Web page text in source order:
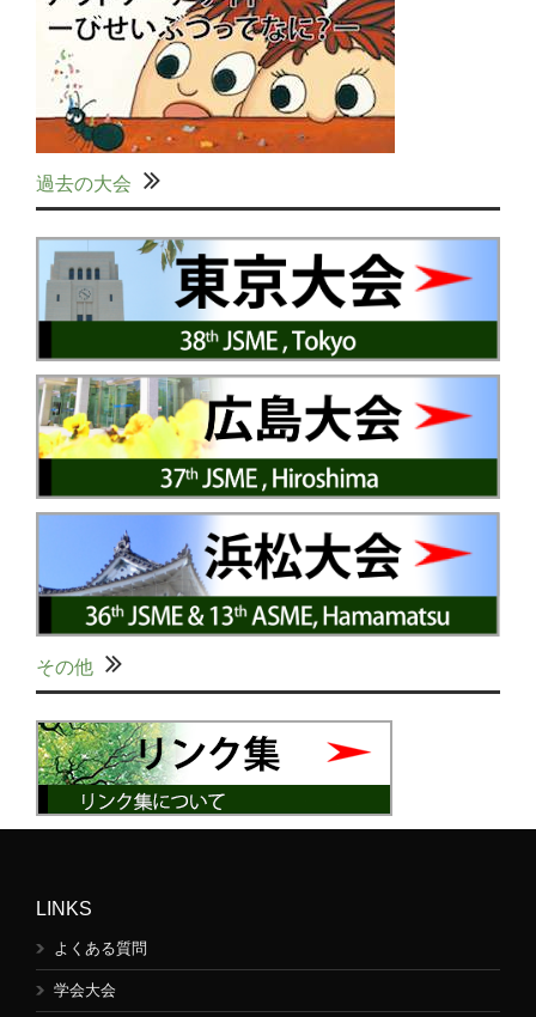
過去の大会
その他
LINKS
よくある質問
学会大会